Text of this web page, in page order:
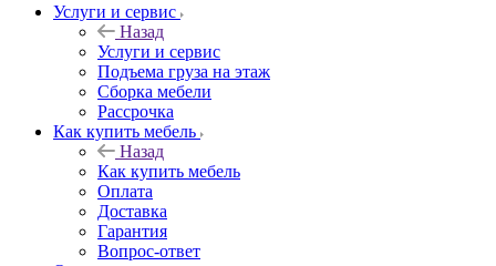
Услуги и сервис
Назад
Услуги и сервис
Подъема груза на этаж
Сборка мебели
Рассрочка
Как купить мебель
Назад
Как купить мебель
Оплата
Доставка
Гарантия
Вопрос-ответ